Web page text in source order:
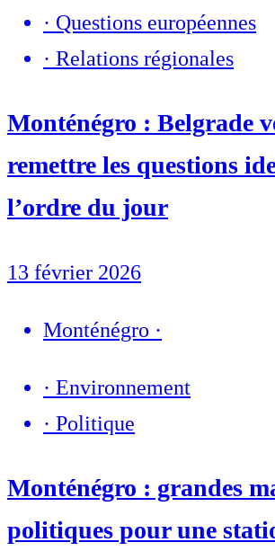
· Questions européennes
· Relations régionales
Monténégro : Belgrade
remettre les questions
l’ordre du jour
13 février 2026
Monténégro ·
· Environnement
· Politique
Monténégro : grandes
politiques pour une